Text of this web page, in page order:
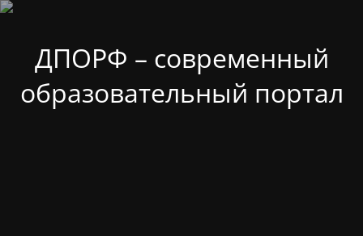
ДПОРФ – современный
образовательный портал